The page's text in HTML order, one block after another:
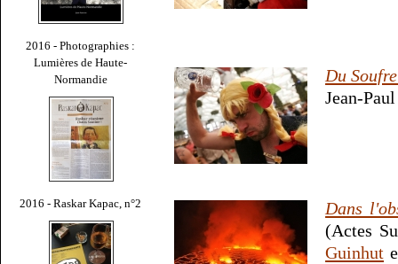
2016 - Photographies :
Lumières de Haute-
Normandie
2016 - Raskar Kapac, n°2
Du
Jean-
Dans
(Actes
Guinhut